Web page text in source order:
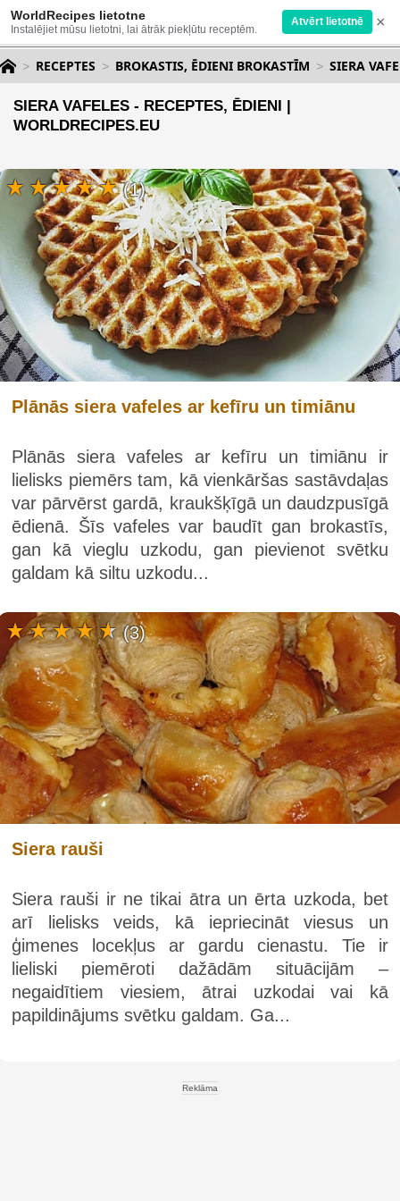
WorldRecipes lietotne
Instalējiet mūsu lietotni, lai ātrāk piekļūtu receptēm.
Atvērt lietotnē ×
RECEPTES BROKASTIS, ĒDIENI BROKASTĪM SIERA
SIERA VAFELES - RECEPTES, ĒDIENI |
WORLDRECIPES.EU
Plānās siera vafeles ar kefīru un timiānu
Plānās siera vafeles ar kefīru un timiānu ir
lielisks piemērs tam, kā vienkāršas sastāvdaļas
var pārvērst gardā, kraukšķīgā un daudzpusīgā
ēdienā. Šīs vafeles var baudīt gan brokastīs,
gan kā vieglu uzkodu, gan pievienot svētku
galdam kā siltu uzkodu...
(1)
Siera rauši
Siera rauši ir ne tikai ātra un ērta uzkoda, bet
arī lielisks veids, kā iepriecināt viesus un
ģimenes locekļus ar gardu cienastu. Tie ir
lieliski piemēroti dažādām situācijām –
negaidītiem viesiem, ātrai uzkodai vai kā
papildinājums svētku galdam. Ga...
(3)
Reklāma